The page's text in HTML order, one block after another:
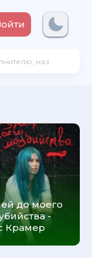
до моего
-
Крамер